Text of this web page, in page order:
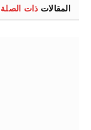
المقالات ذات الصلة